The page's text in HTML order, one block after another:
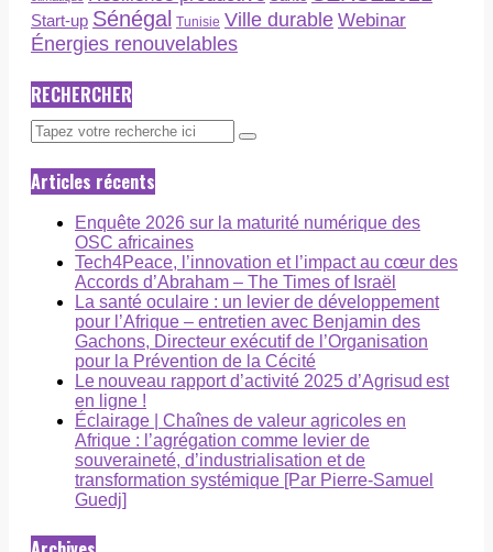
Start-up Sénégal Tunisie Ville durable Webinar
Énergies renouvelables
RECHERCHER
Articles récents
Enquête 2026 sur la maturité numérique des
OSC africaines
Tech4Peace, l’innovation et l’impact au cœur des
Accords d’Abraham – The Times of Israël
La santé oculaire : un levier de développement
pour l’Afrique – entretien avec Benjamin des
Gachons, Directeur exécutif de l’Organisation
pour la Prévention de la Cécité
Le nouveau rapport d’activité 2025 d’Agrisud est
en ligne !
Éclairage | Chaînes de valeur agricoles en
Afrique : l’agrégation comme levier de
souveraineté, d’industrialisation et de
transformation systémique [Par Pierre-Samuel
Guedj]